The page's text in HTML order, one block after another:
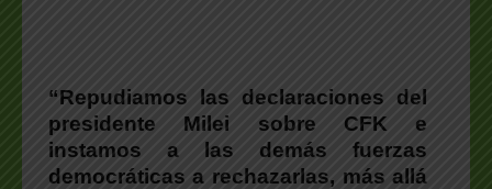
“Repudiamos las declaraciones del
presidente Milei sobre CFK e
instamos a las demás fuerzas
democráticas a rechazarlas, más allá